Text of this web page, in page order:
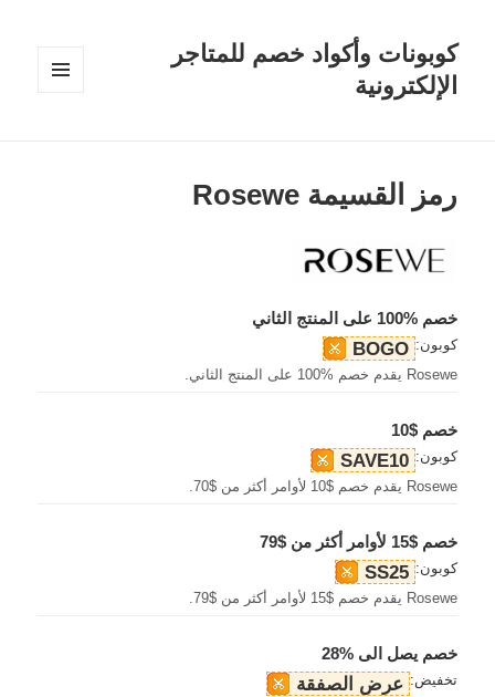
كوبونات وأكواد خصم للمتاجر
الإلكترونية
رمز القسيمة Rosewe
خصم %100 على المنتج الثاني
كوبون: BOGO
Rosewe يقدم خصم %100 على المنتج الثاني.
خصم $10
كوبون: SAVE10
Rosewe يقدم خصم $10 لأوامر أكثر من $70.
خصم $15 لأوامر أكثر من $79
كوبون: SS25
Rosewe يقدم خصم $15 لأوامر أكثر من $79.
خصم يصل الى %28
تخفيض: عرض الصفقة